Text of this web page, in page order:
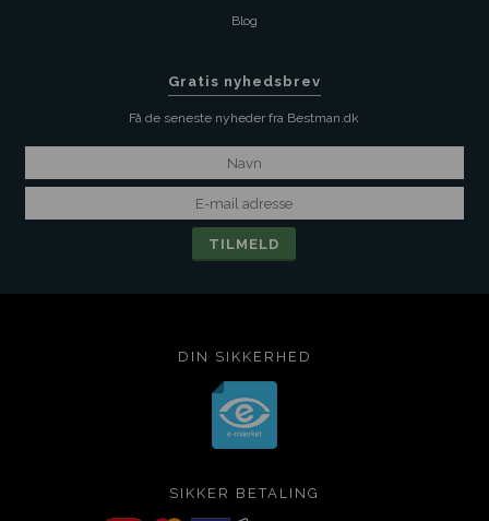
Blog
Gratis nyhedsbrev
Få de seneste nyheder fra Bestman.dk
DIN SIKKERHED
SIKKER BETALING